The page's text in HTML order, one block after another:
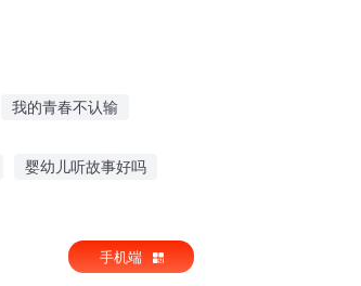
我的青春不认输
婴幼儿听故事好吗
手机端